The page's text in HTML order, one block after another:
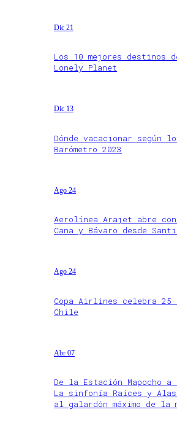
Dic 21
Los 10 mejores destinos
Lonely Planet
Dic 13
Dónde vacacionar según
Barómetro 2023
Ago 24
Aerolínea Arajet abre
Cana y Bávaro desde
Ago 24
Copa Airlines celebra 25
Chile
Abr 07
De la Estación Mapocho a
La sinfonía Raíces y
al galardón máximo de la